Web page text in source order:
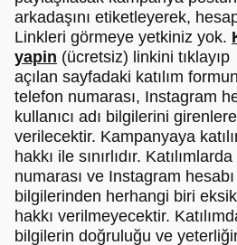
arkadaşını etiketleyerek,
Linkleri görmeye yetkiniz yok.
yapin (ücretsiz) linkini tıklayıp
açılan sayfadaki katılım
telefon numarası, Instagram
kullanıcı adı bilgilerini
verilecektir. Kampanyaya
hakkı ile sınırlıdır.
numarası ve Instagram hesabı
bilgilerinden herhangi biri
hakkı verilmeyecektir.
bilgilerin doğruluğu ve